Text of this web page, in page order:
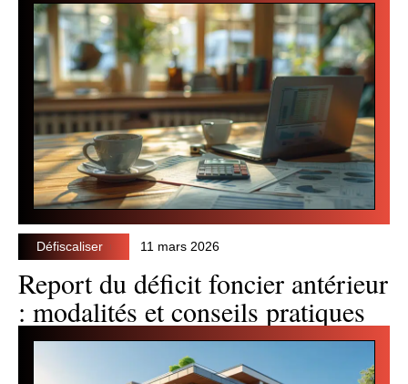
Défiscaliser 11 mars 2026
Report du déficit foncier antérieur
: modalités et conseils pratiques